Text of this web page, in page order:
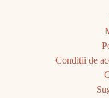
Condiţii de